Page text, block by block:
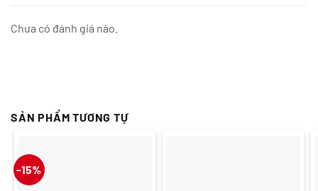
Chưa có đánh giá nào.
SẢN PHẨM TƯƠNG TỰ
-15%